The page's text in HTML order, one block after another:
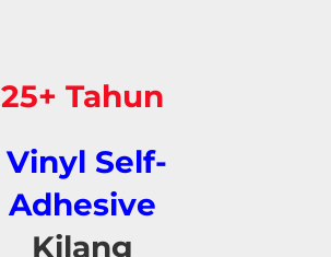
25+ Tahun
Vinyl Self-
Kilang